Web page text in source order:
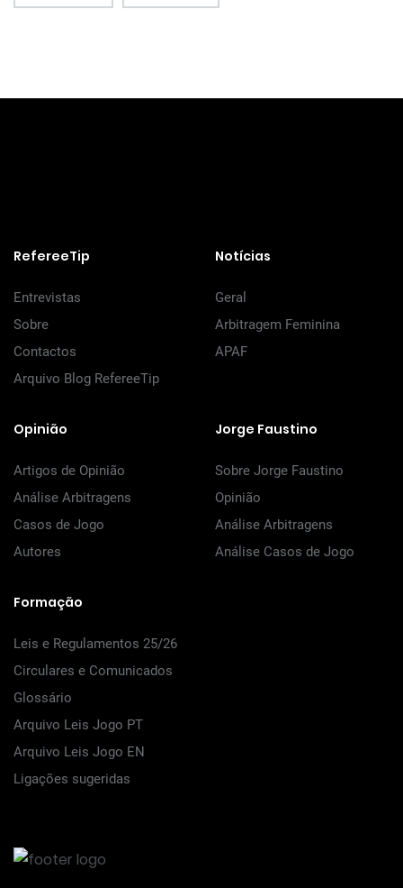
RefereeTip
Entrevistas
Sobre
Contactos
Arquivo Blog RefereeTip
Notícias
Geral
Arbitragem Feminina
APAF
Opinião
Artigos de Opinião
Análise Arbitragens
Casos de Jogo
Autores
Jorge Faustino
Sobre Jorge Faustino
Opinião
Análise Arbitragens
Análise Casos de Jogo
Formação
Leis e Regulamentos 25/26
Circulares e Comunicados
Glossário
Arquivo Leis Jogo PT
Arquivo Leis Jogo EN
Ligações sugeridas